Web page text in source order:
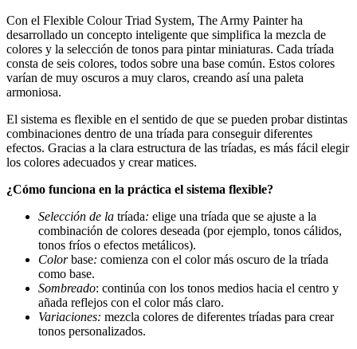
Con el Flexible Colour Triad System, The Army Painter ha
desarrollado un concepto inteligente que simplifica la mezcla de
colores y la selección de tonos para pintar miniaturas. Cada tríada
consta de seis colores, todos sobre una base común. Estos colores
varían de muy oscuros a muy claros, creando así una paleta
armoniosa.
El sistema es flexible en el sentido de que se pueden probar distintas
combinaciones dentro de una tríada para conseguir diferentes
efectos. Gracias a la clara estructura de las tríadas, es más fácil elegir
los colores adecuados y crear matices.
¿Cómo funciona en la práctica el sistema flexible?
Selección de la tríada: elige una tríada que se ajuste a la
combinación de colores deseada (por ejemplo, tonos cálidos,
tonos fríos o efectos metálicos).
Colorbase: comienza con el color más oscuro de la tríada
como base.
Sombreado: continúa con los tonos medios hacia el centro y
añada reflejos con el color más claro.
Variaciones: mezcla colores de diferentes tríadas para crear
tonos personalizados.